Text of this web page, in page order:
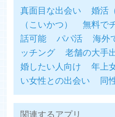
デートなど恋愛がしたい
そんな方にはこちら。
・全国メル友
日本全国からメル友を募集す
男女問わず出会いを求める方
・メル友募集
いきなり会うのはちょっとと
まずはメールを通してお互い
メル友から恋愛に発展すること
真面目な出会い
婚活
（こいかつ）
無料で
話可能
パパ活
海外
ッチング
老舗の大手
婚したい人向け
年上
い女性との出会い
同
関連するアプリ